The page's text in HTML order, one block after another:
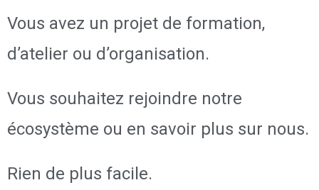
Vous avez un projet de formation,
d’atelier ou d’organisation.
Vous souhaitez rejoindre notre
écosystème ou en savoir plus sur nous.
Rien de plus facile.